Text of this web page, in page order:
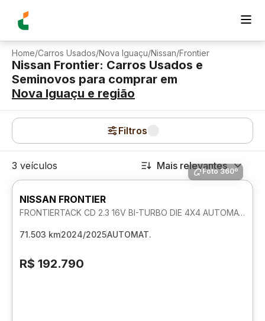
Home/Carros Usados/Nova Iguaçu/Nissan/Frontier
Nissan Frontier: Carros Usados e
Seminovos para comprar em
Nova Iguaçu e região
Filtros
3 veículos Mais relevantes
Foto 360º
NISSAN FRONTIER
FRONTIERTACK CD 2.3 16V BI-TURBO DIE 4X4 AUTOMATICO
71.503 km2024/2025AUTOMAT.
R$ 192.790